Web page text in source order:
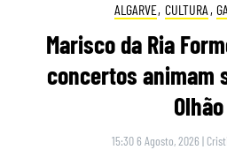
ALGARVE, CULTURA ,
Marisco da Ria
concertos animam
Olhão
15:30 6 Agosto, 2026 |